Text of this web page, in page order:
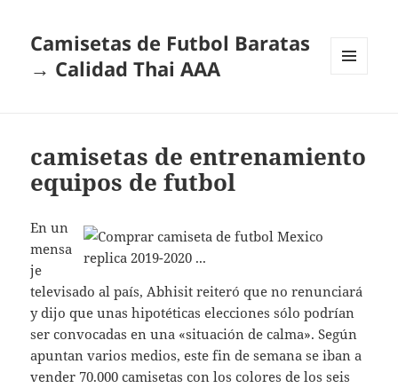
Camisetas de Futbol Baratas
→ Calidad Thai AAA
camisetas de entrenamiento
equipos de futbol
En un
mensa
je
televisado al país, Abhisit reiteró que no renunciará
y dijo que unas hipotéticas elecciones sólo podrían
ser convocadas en una «situación de calma». Según
apuntan varios medios, este fin de semana se iban a
vender 70.000 camisetas con los colores de los seis